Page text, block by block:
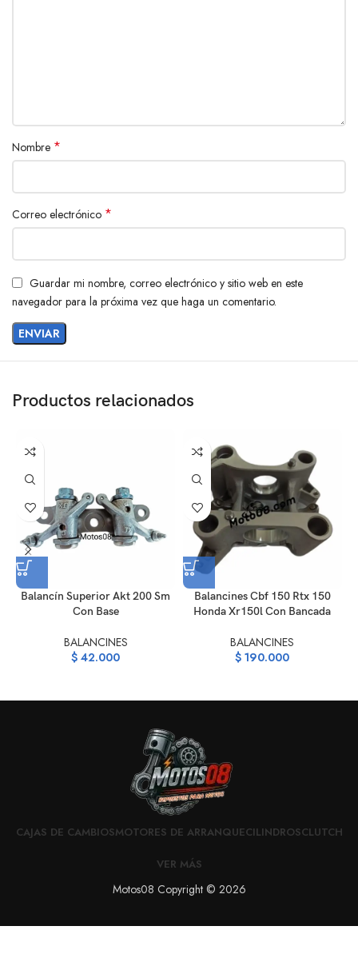
Nombre *
Correo electrónico *
Guardar mi nombre, correo electrónico y sitio web en este
navegador para la próxima vez que haga un comentario.
Productos relacionados
Balancín Superior Akt 200 Sm
Con Base
BALANCINES
$ 42.000
Balancines Cbf 150 Rtx 150
Honda Xr150l Con Bancada
BALANCINES
$ 190.000
CAJAS DE CAMBIOSMOTORES DE ARRANQUECILINDROSCLUTCH
VER MÁS
Motos08 Copyright © 2026